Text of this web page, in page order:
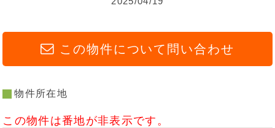
この物件について問い合わせ
物件所在地
この物件は番地が非表示です。